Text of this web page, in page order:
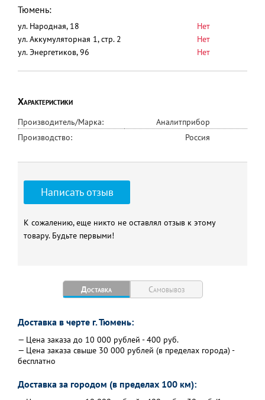
Тюмень:
ул. Народная, 18
Нет
ул. Аккумуляторная 1, стр. 2
Нет
ул. Энергетиков, 96
Нет
Характеристики
Производитель/Марка:
Аналитприбор
Производство:
Россия
Написать отзыв
К сожалению, еще никто не оставлял отзыв к этому
товару. Будьте первыми!
Доставка Самовывоз
Доставка в черте г. Тюмень:
— Цена заказа до 10 000 рублей - 400 руб.
— Цена заказа свыше 30 000 рублей (в пределах города) -
бесплатно
Доставка за городом (в пределах 100 км):